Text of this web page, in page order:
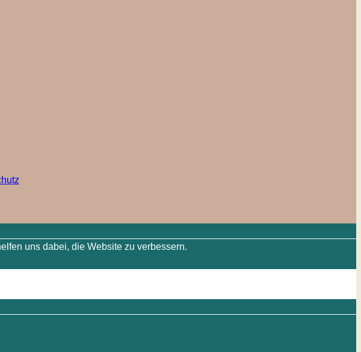
uns dabei, die Website zu verbessern.